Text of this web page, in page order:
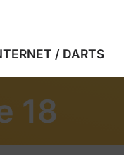
/ DARTS
18